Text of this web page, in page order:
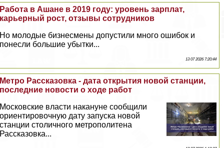
Работа в Ашане в 2019 году: уровень зарплат,
карьерный рост, отзывы сотрудников
Но молодые бизнесмены допустили много ошибок и
понесли большие убытки...
13 07 2026 7:20:44
Метро Рассказовка - дата открытия новой станции,
последние новости о ходе работ
Московские власти накануне сообщили
ориентировочную дату запуска новой
станции столичного метрополитена
Рассказовка...